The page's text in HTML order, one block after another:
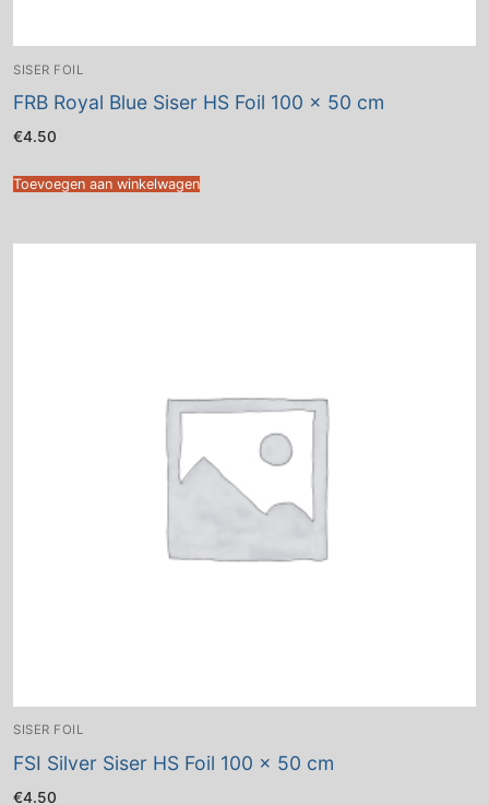
SISER FOIL
FRB Royal Blue Siser HS Foil 100 x 50 cm
€4.50
Toevoegen aan winkelwagen
SISER FOIL
FSI Silver Siser HS Foil 100 x 50 cm
€4.50